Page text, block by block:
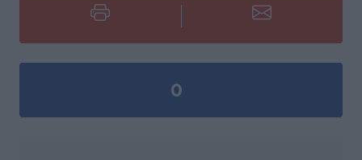
0